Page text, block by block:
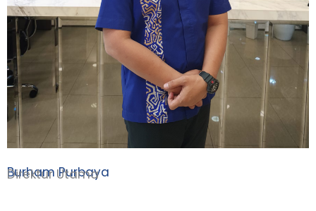
Burham Purbaya
Direktur Utama